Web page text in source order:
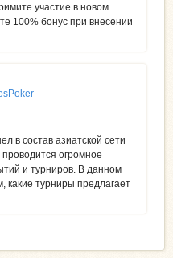
участие в новом
100% бонус при внесении
в состав азиатской сети
огромное
и турниров. В данном
турниры предлагает